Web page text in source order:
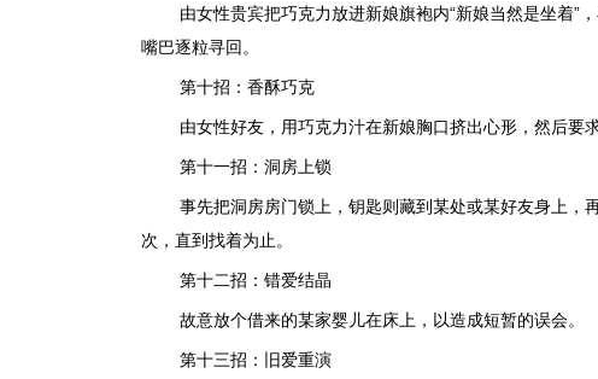
由女性贵宾把巧克力放进新娘旗袍内“新娘当然是坐着”
嘴巴逐粒寻回。
第十招：香酥巧克
由女性好友，用巧克力汁在新娘胸口挤出心形，然后要
第十一招：洞房上锁
事先把洞房房门锁上，钥匙则藏到某处或某好友身上，
次，直到找着为止。
第十二招：错爱结晶
故意放个借来的某家婴儿在床上，以造成短暂的误会。
第十三招：旧爱重演